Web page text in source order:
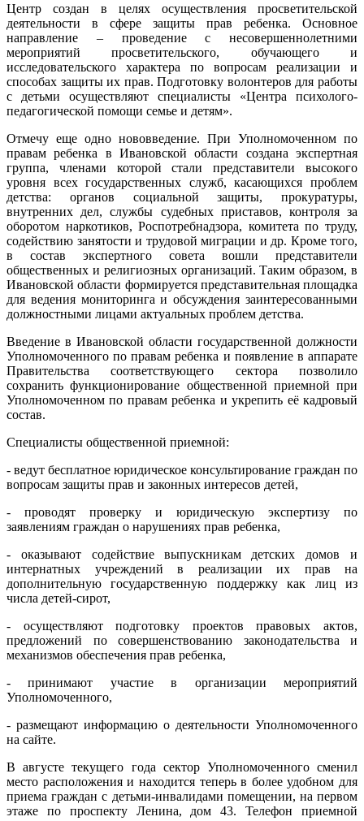
Центр создан в целях осуществления просветительской
деятельности в сфере защиты прав ребенка. Основное
направление – проведение с несовершеннолетними
мероприятий просветительского, обучающего и
исследовательского характера по вопросам реализации и
способах защиты их прав. Подготовку волонтеров для работы
с детьми осуществляют специалисты «Центра психолого-
педагогической помощи семье и детям».
Отмечу еще одно нововведение. При Уполномоченном по
правам ребенка в Ивановской области создана экспертная
группа, членами которой стали представители высокого
уровня всех государственных служб, касающихся проблем
детства: органов социальной защиты, прокуратуры,
внутренних дел, службы судебных приставов, контроля за
оборотом наркотиков, Роспотребнадзора, комитета по труду,
содействию занятости и трудовой миграции и др. Кроме того,
в состав экспертного совета вошли представители
общественных и религиозных организаций. Таким образом, в
Ивановской области формируется представительная площадка
для ведения мониторинга и обсуждения заинтересованными
должностными лицами актуальных проблем детства.
Введение в Ивановской области государственной должности
Уполномоченного по правам ребенка и появление в аппарате
Правительства соответствующего сектора позволило
сохранить функционирование общественной приемной при
Уполномоченном по правам ребенка и укрепить её кадровый
состав.
Специалисты общественной приемной:
- ведут бесплатное юридическое консультирование граждан по
вопросам защиты прав и законных интересов детей,
- проводят проверку и юридическую экспертизу по
заявлениям граждан о нарушениях прав ребенка,
- оказывают содействие выпускникам детских домов и
интернатных учреждений в реализации их прав на
дополнительную государственную поддержку как лиц из
числа детей-сирот,
- осуществляют подготовку проектов правовых актов,
предложений по совершенствованию законодательства и
механизмов обеспечения прав ребенка,
- принимают участие в организации мероприятий
Уполномоченного,
- размещают информацию о деятельности Уполномоченного
на сайте.
В августе текущего года сектор Уполномоченного сменил
место расположения и находится теперь в более удобном для
приема граждан с детьми-инвалидами помещении, на первом
этаже по проспекту Ленина, дом 43. Телефон приемной